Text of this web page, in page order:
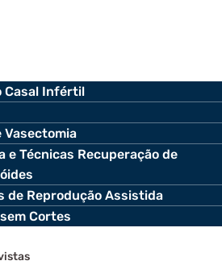
Casal Infértil
Vasectomia
e Técnicas Recuperação de
de Reprodução Assistida
Cortes